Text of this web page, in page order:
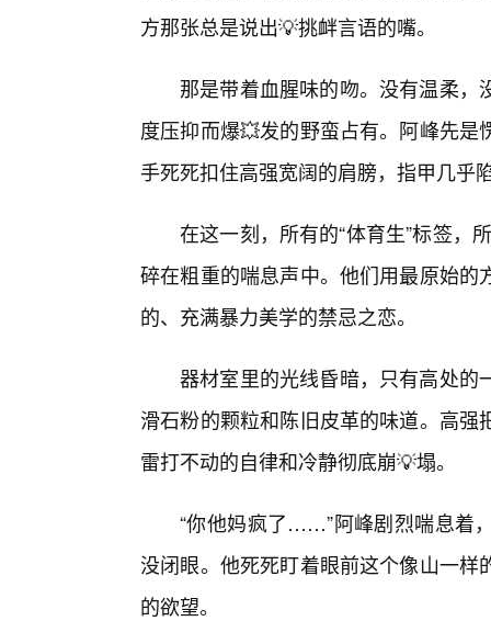
方那张总是说出💡挑衅言语的嘴。
那是带着血腥味的吻。没有温柔
度压抑而爆💥发的野蛮占有。阿峰先
手死死扣住高强宽阔的肩膀，指甲几乎
在这一刻，所有的“体育生”标签，
碎在粗重的喘息声中。他们用最原始
的、充满暴力美学的禁忌之恋。
器材室里的光线昏暗，只有高处的
滑石粉的颗粒和陈旧皮革的味道。高
雷打不动的自律和冷静彻底崩💡塌。
“你他妈疯了……”阿峰剧烈喘息着
没闭眼。他死死盯着眼前这个像山一
的欲望。